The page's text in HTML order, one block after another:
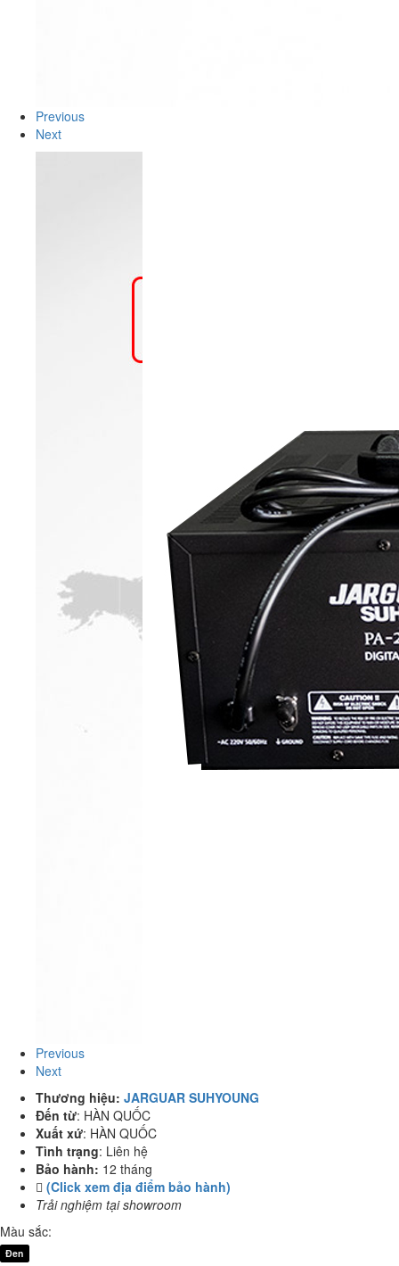
Previous
Next
Previous
Next
Thương hiệu: JARGUAR SUHYOUNG
Đến từ: HÀN QUỐC
Xuất xứ: HÀN QUỐC
Tình trạng: Liên hệ
Bảo hành: 12 tháng
(Click xem địa điểm bảo hành)
Trải nghiệm tại showroom
Màu sắc:
Đen